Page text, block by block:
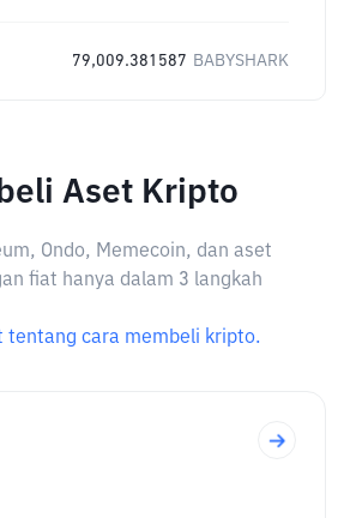
79,009.381587 BABYSHARK
Aset Kripto
Ondo, Memecoin, dan aset
fiat hanya dalam 3 langkah
tentang cara membeli kripto.